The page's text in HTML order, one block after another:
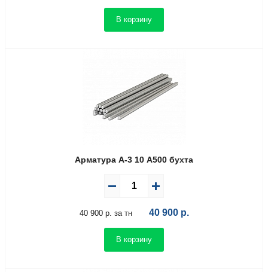
В корзину
Арматура А-3 10 А500 бухта
40 900 р. за тн 40 900р.
В корзину